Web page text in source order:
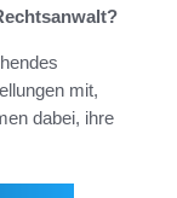
mit,
dabei, ihre